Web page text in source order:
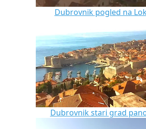
Dubrovnik pogled na
Dubrovnik stari grad